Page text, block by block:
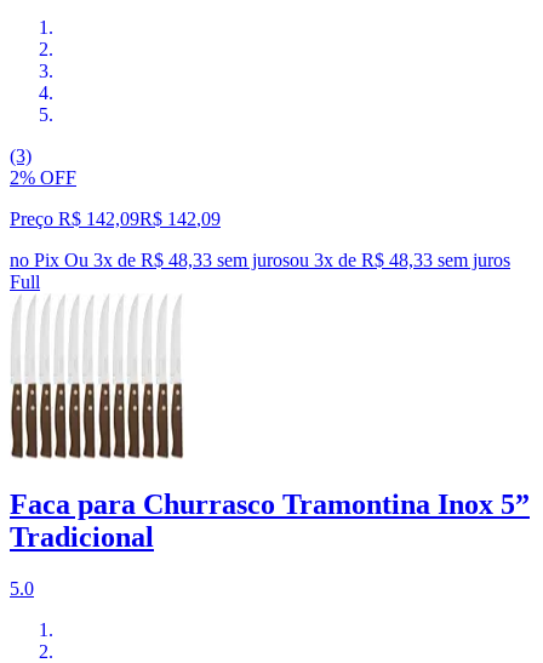
(3)
2% OFF
Preço R$ 142,09R$ 142,09
no Pix Ou 3x de R$ 48,33 sem jurosou 3x de R$ 48,33 sem juros
Full
Faca para Churrasco Tramontina Inox 5”
Tradicional
5.0